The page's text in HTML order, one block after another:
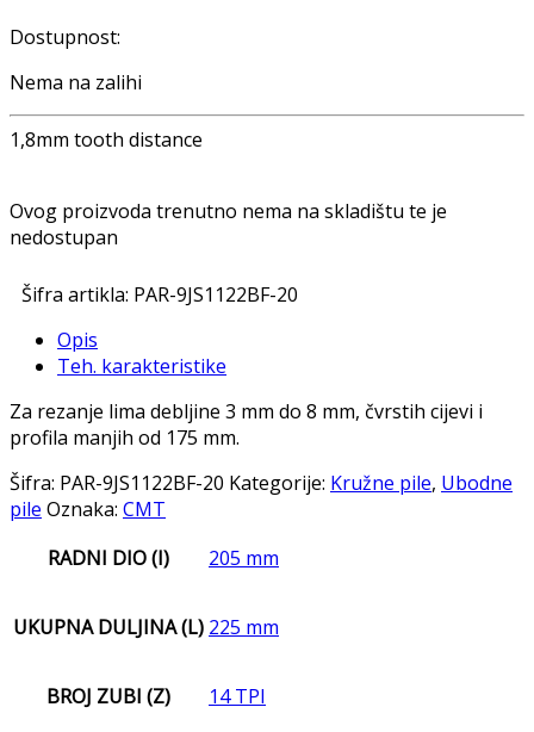
Dostupnost:
Nema na zalihi
1,8mm tooth distance
Ovog proizvoda trenutno nema na skladištu te je
nedostupan
Šifra artikla: PAR-9JS1122BF-20
Opis
Teh. karakteristike
Za rezanje lima debljine 3 mm do 8 mm, čvrstih cijevi i
profila manjih od 175 mm.
Šifra: PAR-9JS1122BF-20 Kategorije: Kružne pile, Ubodne
pile Oznaka: CMT
RADNI DIO (I)
205 mm
UKUPNA DULJINA (L) 225 mm
BROJ ZUBI (Z) 14 TPI